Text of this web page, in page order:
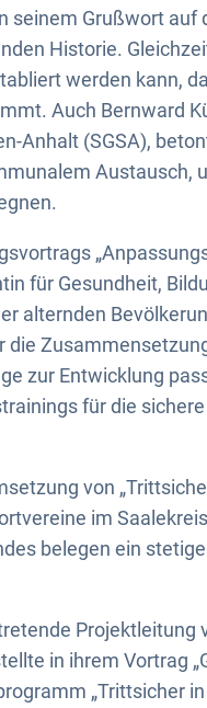
seinem Grußwort
Historie.
werden kann,
Auch Bernward
Anhalt (SGSA),
Austausch,
für Gesundheit,
alternden
zur Entwicklung
für die
von
im
belegen ein
in ihrem Vortrag
„Trittsicher